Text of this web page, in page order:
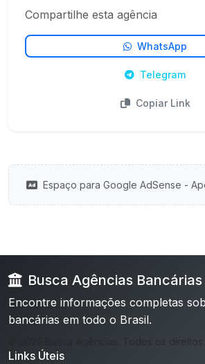
Compartilhe esta agência
WhatsApp
Telegram
Copiar Link
Espaço para Google AdSense -
Busca Agências Bancárias
Encontre informações completas
bancárias em todo o Brasil.
© 2025 Busca Agências. Todos os direitos
Links Úteis